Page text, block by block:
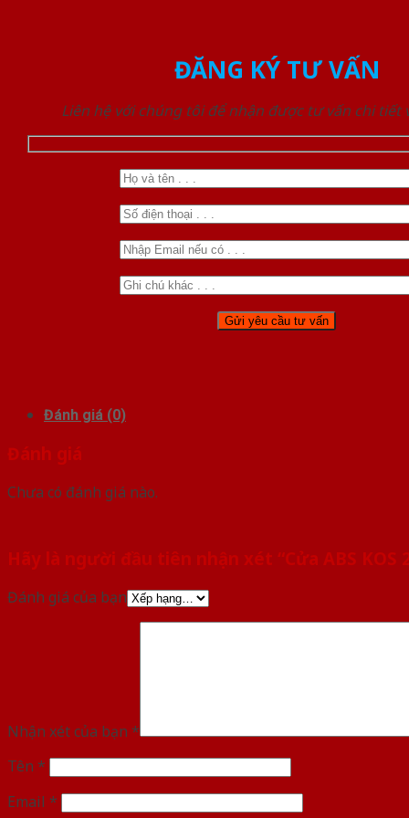
ĐĂNG KÝ TƯ VẤN
Liên hệ với chúng tôi để nhận được tư vấn chi tiết
Đánh giá (0)
Đánh giá
Chưa có đánh giá nào.
Hãy là người đầu tiên nhận xét “Cửa ABS KOS
Đánh giá của bạn
Nhận xét của bạn *
Tên *
Email *